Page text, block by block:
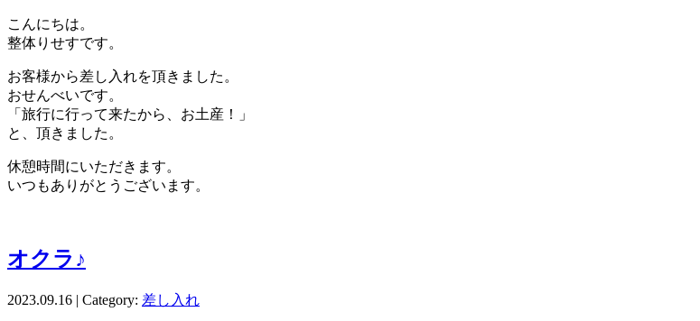
こんにちは。
整体りせすです。
お客様から差し入れを頂きました。
おせんべいです。
「旅行に行って来たから、お土産！」
と、頂きました。
休憩時間にいただきます。
いつもありがとうございます。
オクラ♪
2023.09.16 | Category: 差し入れ